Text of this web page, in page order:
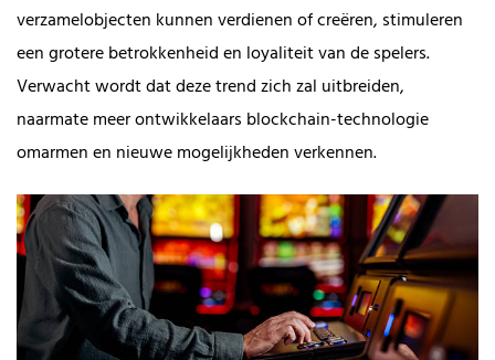
verzamelobjecten kunnen verdienen of creëren, stimuleren
een grotere betrokkenheid en loyaliteit van de spelers.
Verwacht wordt dat deze trend zich zal uitbreiden,
naarmate meer ontwikkelaars blockchain-technologie
omarmen en nieuwe mogelijkheden verkennen.